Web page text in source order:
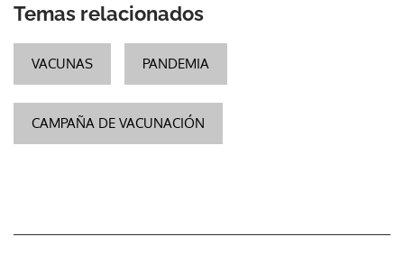
Temas relacionados
VACUNAS PANDEMIA
CAMPAÑA DE VACUNACIÓN